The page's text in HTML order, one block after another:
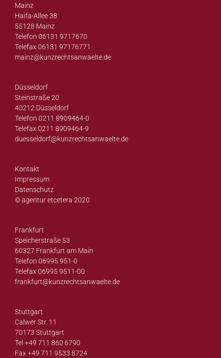
Mainz
Haifa-Allee 38
55128 Mainz
Telefon 06131 9717670
Telefax 06131 97176771
mainz@kunzrechtsanwaelte.de
Düsseldorf
Steinstraße 20
40212 Düsseldorf
Telefon 0211 8909464-0
Telefax 0211 8909464-9
duesseldorf@kunzrechtsanwaelte.de
Kontakt
Impressum
Datenschutz
© agentur etcetera 2020
Frankfurt
Speicherstraße 53
60327 Frankfurt am Main
Telefon 06995 951-0
Telefax 06995 9511-00
frankfurt@kunzrechtsanwaelte.de
Stuttgart
Calwer Str. 11
70173 Stuttgart
Tel +49 711 860 6790
Fax +49 711 9533 8724